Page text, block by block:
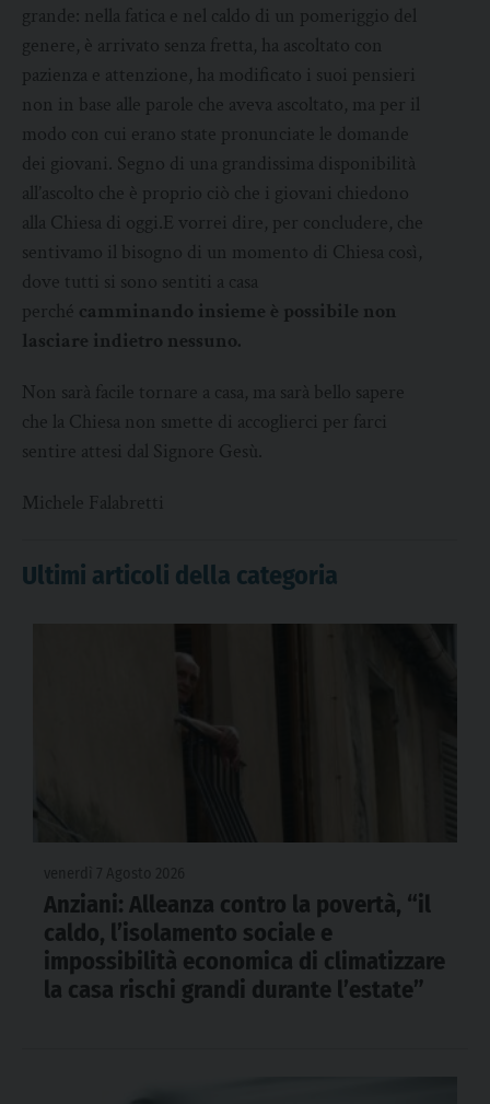
grande: nella fatica e nel caldo di un pomeriggio del
genere, è arrivato senza fretta, ha ascoltato con
pazienza e attenzione, ha modificato i suoi pensieri
non in base alle parole che aveva ascoltato, ma per il
modo con cui erano state pronunciate le domande
dei giovani. Segno di una grandissima disponibilità
all’ascolto che è proprio ciò che i giovani chiedono
alla Chiesa di oggi.E vorrei dire, per concludere, che
sentivamo il bisogno di un momento di Chiesa così,
dove tutti si sono sentiti a casa
perché camminando insieme è possibile non
lasciare indietro nessuno.
Non sarà facile tornare a casa, ma sarà bello sapere
che la Chiesa non smette di accoglierci per farci
sentire attesi dal Signore Gesù.
Michele Falabretti
Ultimi articoli della categoria
Anziani: Alleanza contro la povertà, “il
caldo, l’isolamento sociale e
impossibilità economica di climatizzare
la casa rischi grandi durante l’estate”